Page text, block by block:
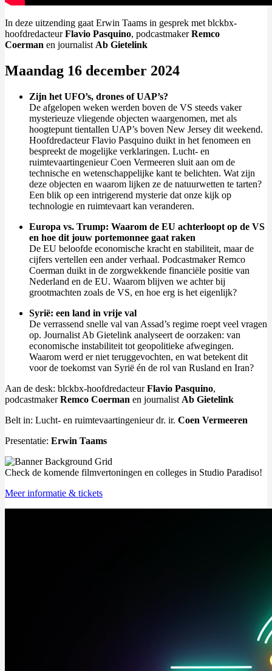
In deze uitzending gaat Erwin Taams in gesprek met blckbx-
hoofdredacteurFlavio Pasquino, podcastmakerRemco
Coerman en journalist Ab Gietelink
Maandag 16 december 2024
Zijn het UFO’s, drones of UAP’s?
De afgelopen weken werden boven de VS steeds vaker
mysterieuze vliegende objecten waargenomen, met als
hoogtepunt tientallen UAP’s boven New Jersey dit weekend.
Hoofdredacteur Flavio Pasquino duikt in het fenomeen en
bespreekt de mogelijke verklaringen. Lucht- en
ruimtevaartingenieur Coen Vermeeren sluit aan om de
technische en wetenschappelijke kant te belichten. Wat zijn
deze objecten en waarom lijken ze de natuurwetten te tarten?
Een blik op een intrigerend mysterie dat onze kijk op
technologie en ruimtevaart kan veranderen.
Europa vs. Trump: Waarom de EU achterloopt op de VS
en hoe dit jouw portemonnee gaat raken
De EU beloofde economische kracht en stabiliteit, maar de
cijfers vertellen een ander verhaal. Podcastmaker Remco
Coerman duikt in de zorgwekkende financiële positie van
Nederland en de EU. Waarom blijven we achter bij
grootmachten zoals de VS, en hoe erg is het eigenlijk?
Syrië: een land in vrije val
De verrassend snelle val van Assad’s regime roept veel vragen
op. Journalist Ab Gietelink analyseert de oorzaken: van
economische instabiliteit tot geopolitieke afwegingen.
Waarom werd er niet teruggevochten, en wat betekent dit
voor de toekomst van Syrië én de rol van Rusland en Iran?
Aan de desk: blckbx-hoofdredacteurFlavio Pasquino,
podcastmakerRemco Coerman en journalist Ab Gietelink
Belt in: Lucht- en ruimtevaartingenieur dr. ir. Coen Vermeeren
Presentatie: Erwin Taams
Check de komende filmvertoningen en colleges in Studio Paradiso!
Meer informatie & tickets